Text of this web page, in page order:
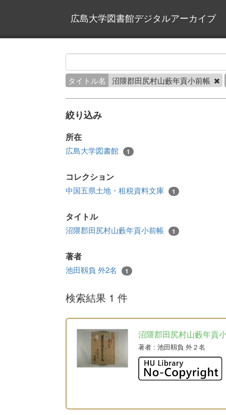
広島大学図書館デジタルアーカイブ
タイトル名 沼隈郡田尻村山藪年貢小前帳
絞り込み
所在
広島大学図書館 1
コレクション
中国五県土地・租税資料文庫 1
タイトル
沼隈郡田尻村山藪年貢小前帳 1
著者
池田靱負 外2名 1
検索結果 1 件
沼隈郡田尻村山藪年貢
著者 : 池田靱負 外２名